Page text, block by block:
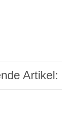
Artikel: